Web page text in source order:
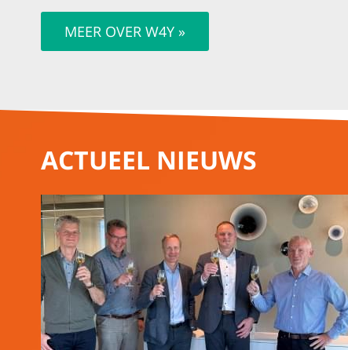
MEER OVER W4Y »
ACTUEEL NIEUWS